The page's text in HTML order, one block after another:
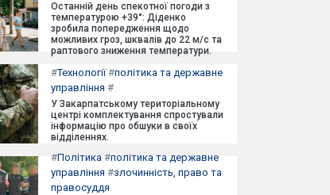
Останній день спекотної погоди з
температурою +39°: Діденко
зробила попередження щодо
можливих гроз, шквалів до 22 м/с та
раптового зниження температури.
#Технології#політика та державне
управління #
У Закарпатському територіальному
центрі комплектування спростували
інформацію про обшуки в своїх
відділеннях.
#Політика #політика та державне
управління #злочинність, право та
правосуддя